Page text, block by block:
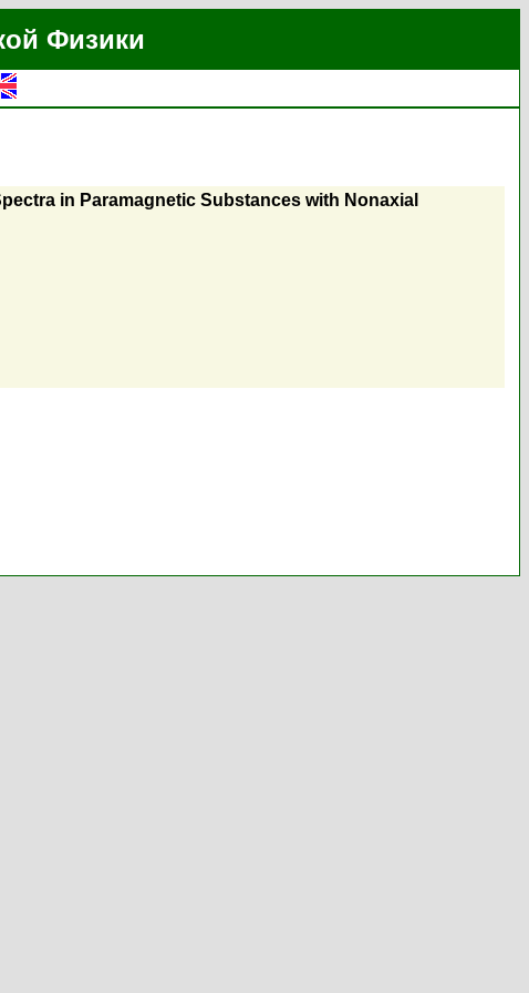
Физики
in Paramagnetic Substances with Nonaxial